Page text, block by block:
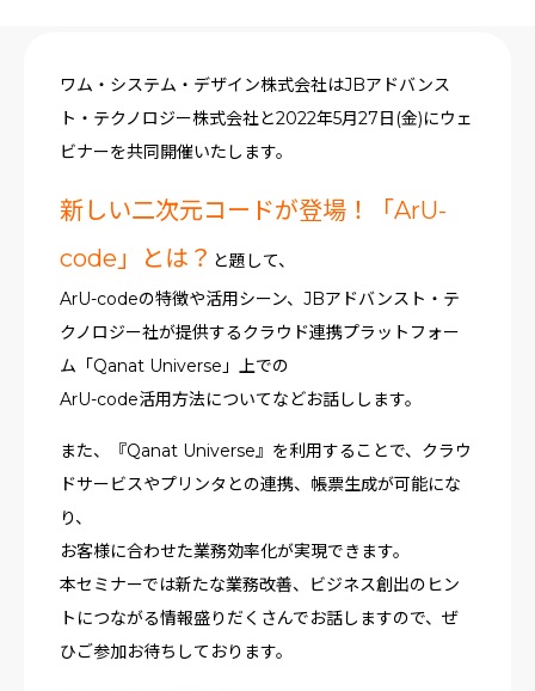
ワム・システム・デザイン株式会社はJBアドバンス
ト・テクノロジー株式会社と2022年5月27日(金)にウェ
ビナーを共同開催いたします。
新しい二次元コードが登場！「ArU-
code」とは？ と題して、
ArU-codeの特徴や活用シーン、JBアドバンスト・テ
クノロジー社が提供するクラウド連携プラットフォー
ム「Qanat Universe」上での
ArU-code活用方法についてなどお話しします。
また、『Qanat Universe』を利用することで、クラウ
ドサービスやプリンタとの連携、帳票生成が可能にな
り、
お客様に合わせた業務効率化が実現できます。
本セミナーでは新たな業務改善、ビジネス創出のヒン
トにつながる情報盛りだくさんでお話しますので、ぜ
ひご参加お待ちしております。